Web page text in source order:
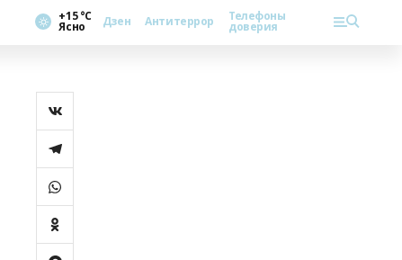
+15 °С
Ясно Дзен Антитеррор Телефоны
доверия